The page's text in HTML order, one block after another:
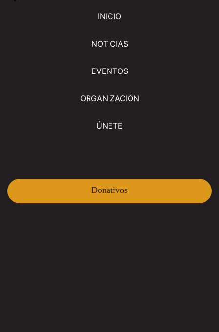
INICIO
NOTICIAS
EVENTOS
ORGANIZACIÓN
ÚNETE
Donativos